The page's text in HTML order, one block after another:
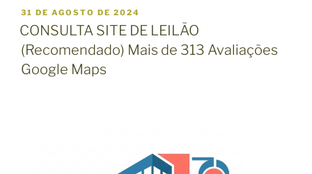
P
U
B
L
I
C
31 DE AGOSTO DE 2024
CONSULTA SITE DE LEILÃO
(Recomendado) Mais de 313 Avaliações
Google Maps